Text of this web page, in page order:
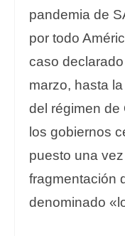
pandemia de
por todo
caso
marzo, hasta
del régimen de
los gobiernos
puesto una
fragmentación
denominado